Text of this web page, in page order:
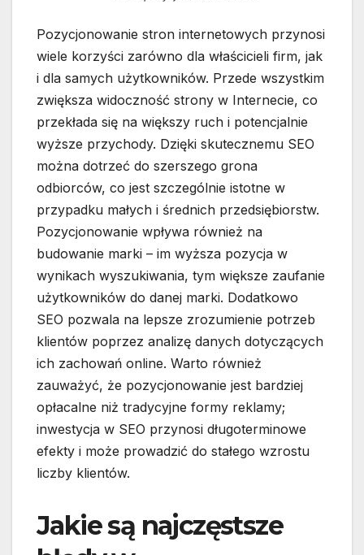
Pozycjonowanie stron internetowych przynosi
wiele korzyści zarówno dla właścicieli firm, jak
i dla samych użytkowników. Przede wszystkim
zwiększa widoczność strony w Internecie, co
przekłada się na większy ruch i potencjalnie
wyższe przychody. Dzięki skutecznemu SEO
można dotrzeć do szerszego grona
odbiorców, co jest szczególnie istotne w
przypadku małych i średnich przedsiębiorstw.
Pozycjonowanie wpływa również na
budowanie marki – im wyższa pozycja w
wynikach wyszukiwania, tym większe zaufanie
użytkowników do danej marki. Dodatkowo
SEO pozwala na lepsze zrozumienie potrzeb
klientów poprzez analizę danych dotyczących
ich zachowań online. Warto również
zauważyć, że pozycjonowanie jest bardziej
opłacalne niż tradycyjne formy reklamy;
inwestycja w SEO przynosi długoterminowe
efekty i może prowadzić do stałego wzrostu
liczby klientów.
Jakie są najczęstsze